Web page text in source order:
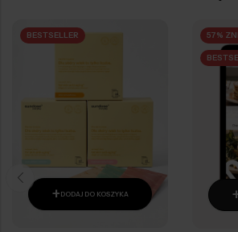
BESTSELLER
+ DODAJ DO KOSZYKA
57%